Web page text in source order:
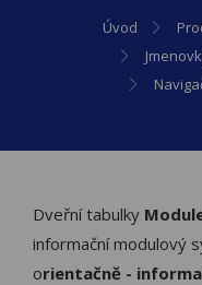
Úvod
Dveřní tabulky
informační modulový
orientačně -